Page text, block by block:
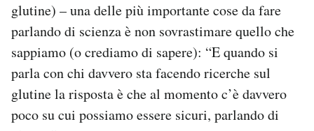
glutine) – una delle più importante cose da fare
parlando di scienza è non sovrastimare quello che
sappiamo (o crediamo di sapere): “E quando si
parla con chi davvero sta facendo ricerche sul
glutine la risposta è che al momento c’è davvero
poco su cui possiamo essere sicuri, parlando di